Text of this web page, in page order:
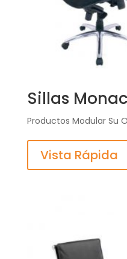
Sillas
Productos Modular Su
Vista Rápida